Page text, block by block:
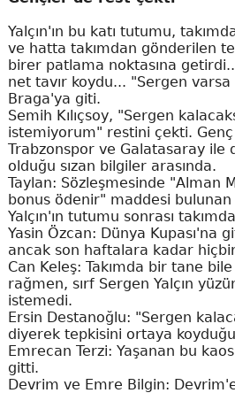
Yalçın'ın bu katı tutumu,
ve hatta takımdan gönderilen
birer patlama noktasına
net tavır koydu... "Sergen
Braga'ya giti.
Semih Kılıçsoy, "Sergen
istemiyorum" restini çekti. Genç
Trabzonspor ve Galatasaray ile
olduğu sızan bilgiler arasında.
Taylan: Sözleşmesinde "Alman
bonus ödenir" maddesi
Yalçın'ın tutumu sonrası
Yasin Özcan: Dünya Kupası'na
ancak son haftalara kadar
Can Keleş: Takımda bir tane
rağmen, sırf Sergen Yalçın
istemedi.
Ersin Destanoğlu: "Sergen
diyerek tepkisini ortaya
Emrecan Terzi: Yaşanan bu
gitti.
Devrim ve Emre Bilgin: